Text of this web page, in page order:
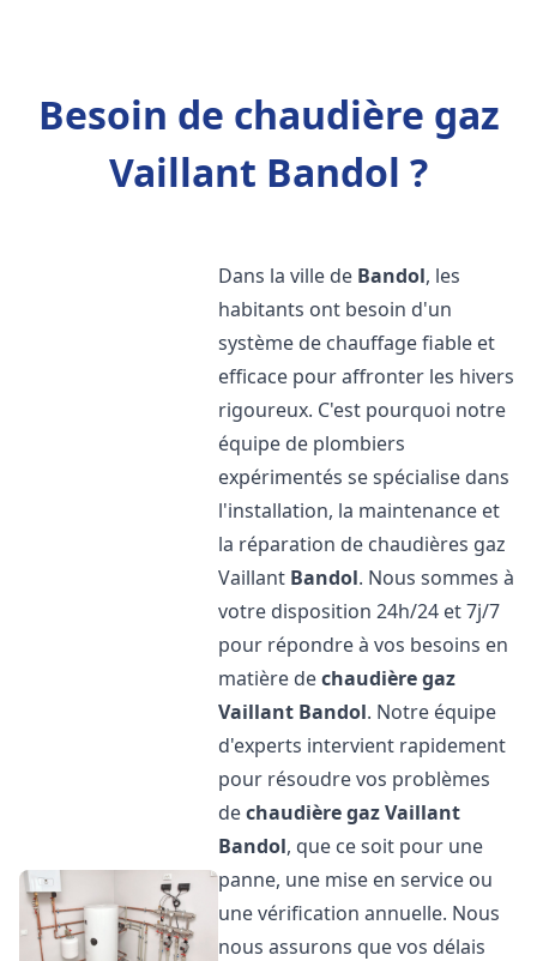
Besoin de chaudière gaz
Vaillant Bandol ?
Dans la ville de Bandol, les
habitants ont besoin d'un
système de chauffage fiable et
efficace pour affronter les hivers
rigoureux. C'est pourquoi notre
équipe de plombiers
expérimentés se spécialise dans
l'installation, la maintenance et
la réparation de chaudières gaz
Vaillant Bandol. Nous sommes à
votre disposition 24h/24 et 7j/7
pour répondre à vos besoins en
matière dechaudière gaz
Vaillant Bandol. Notre équipe
d'experts intervient rapidement
pour résoudre vos problèmes
dechaudière gaz Vaillant
Bandol, que ce soit pour une
panne, une mise en service ou
une vérification annuelle. Nous
nous assurons que vos délais